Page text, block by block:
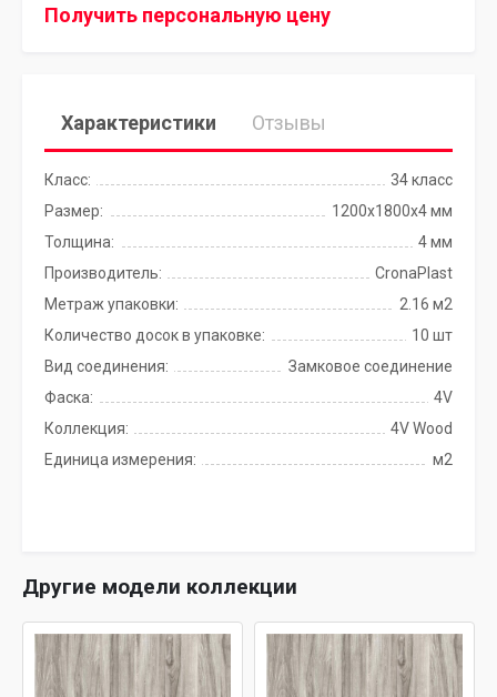
Получить персональную цену
Характеристики Отзывы
Класс:
34 класс
Размер:
1200х1800х4 мм
Толщина:
4 мм
Производитель:
CronaPlast
Метраж упаковки:
2.16 м2
Количество досок в упаковке:
10 шт
Вид соединения:
Замковое соединение
Фаска:
4V
Коллекция:
4V Wood
Единица измерения:
м2
Другие модели коллекции